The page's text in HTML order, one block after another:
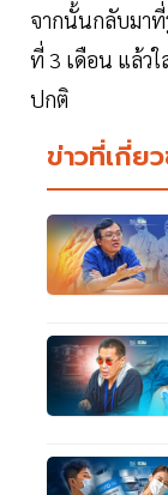
จากนั้นกลับมาที่
ที่ 3 เดือน แล้วใ
ปกติ
ข่าวที่เกี่ย